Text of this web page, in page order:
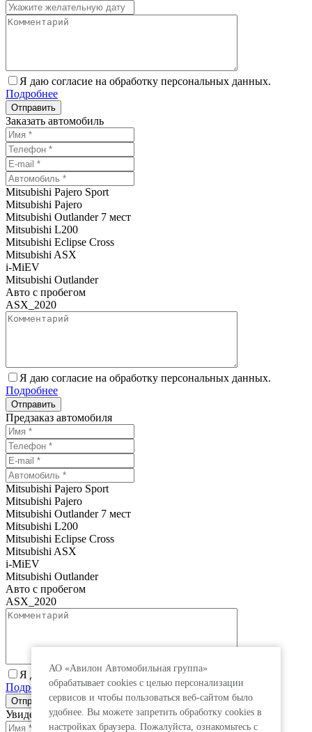
АО «Авилон Автомобильная группа»
обрабатывает cookies с целью персонализации
сервисов и чтобы пользоваться веб-сайтом было
удобнее. Вы можете запретить обработку сookies в
настройках браузера. Пожалуйста, ознакомьтесь с
Я даю согласие на обработку персональных данных.
Подробнее
Заказать автомобиль
Mitsubishi Pajero Sport
Mitsubishi Pajero
Mitsubishi Outlander 7 мест
Mitsubishi L200
Mitsubishi Eclipse Cross
Mitsubishi ASX
i-MiEV
Mitsubishi Outlander
Авто с пробегом
ASX_2020
Я даю согласие на обработку персональных данных.
Подробнее
Предзаказ автомобиля
Mitsubishi Pajero Sport
Mitsubishi Pajero
Mitsubishi Outlander 7 мест
Mitsubishi L200
Mitsubishi Eclipse Cross
Mitsubishi ASX
i-MiEV
Mitsubishi Outlander
Авто с пробегом
ASX_2020
Я даю согласие на обработку персональных данных.
Подробнее
Увидеть специальную цену